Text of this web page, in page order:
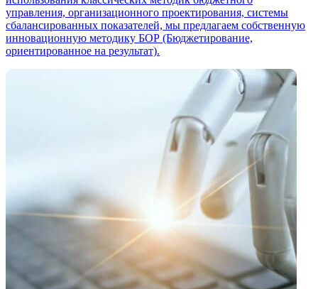
управления, организационного проектирования, системы
сбалансированных показателей, мы предлагаем собственную
инновационную методику БОР (Бюджетирование,
ориентированное на результат).